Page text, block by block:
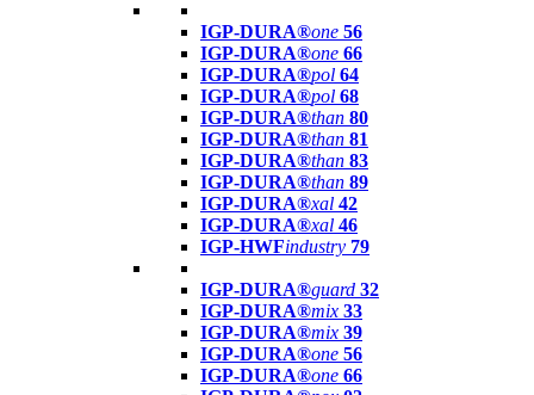
IGP-DURA®one 56
IGP-DURA®one 66
IGP-DURA®pol 64
IGP-DURA®pol 68
IGP-DURA®than 80
IGP-DURA®than 81
IGP-DURA®than 83
IGP-DURA®than 89
IGP-DURA®xal 42
IGP-DURA®xal 46
IGP-HWFindustry 79
IGP-DURA®guard 32
IGP-DURA®mix 33
IGP-DURA®mix 39
IGP-DURA®one 56
IGP-DURA®one 66